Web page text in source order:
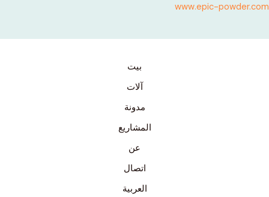
www.epic-powder.com
بيت
آلات
مدونة
المشاريع
عن
اتصال
العربية